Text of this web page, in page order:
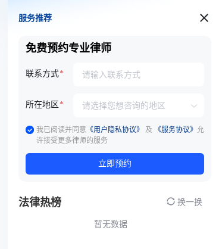
服务推荐
服务推荐
免费预约专业律师
联系方式
所在地区
我已阅读并同意 《用户隐私协议》 及 《服务协议》 允
许接受更多律师的服务
立即预约
法律热榜 换一换
暂无数据